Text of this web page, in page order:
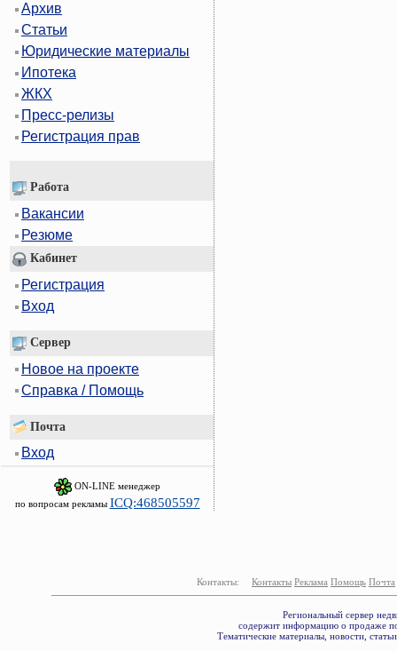
Архив
Статьи
Юридические материалы
Ипотека
ЖКХ
Пресс-релизы
Регистрация прав
Работа
Вакансии
Резюме
Кабинет
Регистрация
Вход
Сервер
Новое на проекте
Справка / Помощь
Почта
Вход
ON-LINE менеджер
по вопросам рекламы ICQ:468505597
Контакты: Контакты Реклама Помощь Почта
Региональный сервер
содержит информацию о продаже
Тематические материалы, новости,